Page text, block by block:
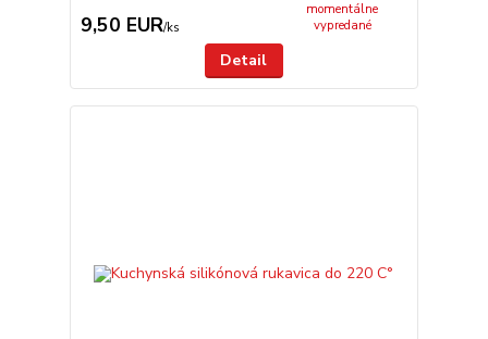
9,50 EUR/ks
momentálne
vypredané
Detail